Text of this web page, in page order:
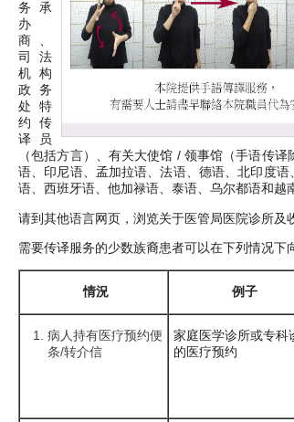
务承
办
商、
司法
机构
政务
处特
约传
译员
（包括方言）、有关大使馆 / 领事馆（手语传
语、印尼语、孟加拉语、法语、德语、北印度
语、西班牙语、他加禄语、泰语、乌尔都语和越
请到其他语言网页，浏览关于医管局医院诊所及
需要传译服务的少数族裔患者可以在下列情况下
情況 例子
病人持有医疗预约便
条/转介信
家庭医学诊所或专科
的医疗预约